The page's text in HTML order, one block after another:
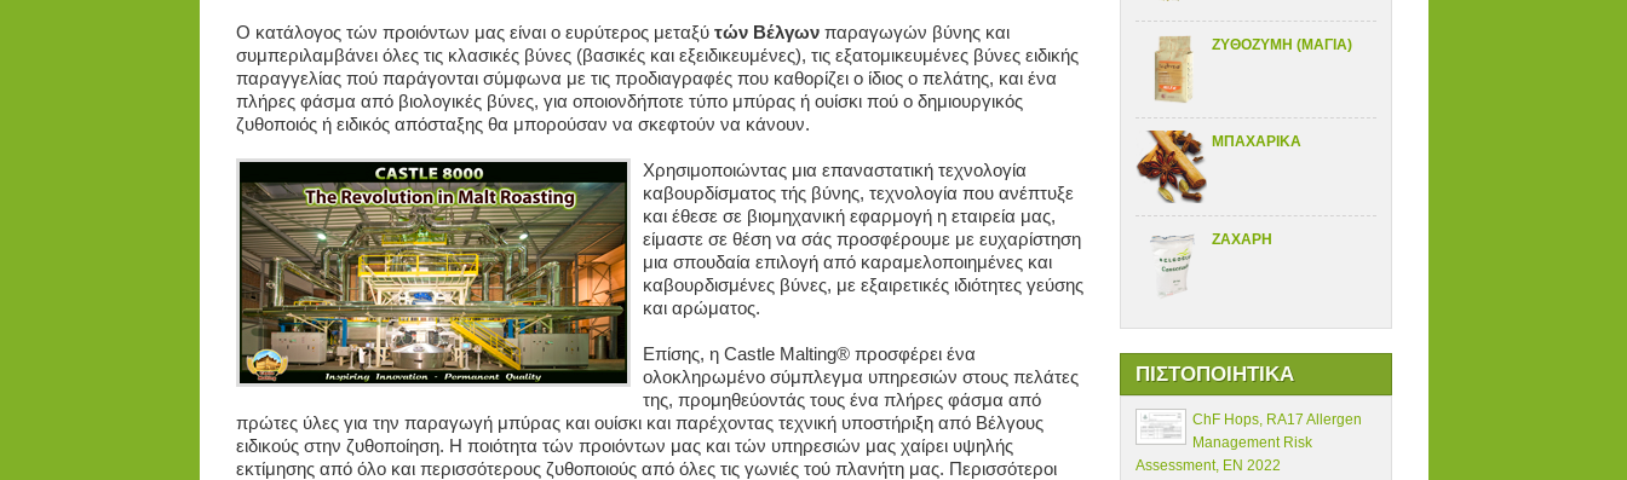
ΖΥΘΟΖΥΜΗ (ΜΑΓΙΑ)
ΜΠΑΧΑΡΙΚΑ
ΖΑΧΑΡΗ
ΠΙΣΤΟΠΟΙΗΤΙΚΑ
ChF Hops, RA17 Allergen
Management Risk
Assessment, EN 2022
Ο κατάλογος τών προιόντων μας είναι ο ευρύτερος μεταξύ τών Βέλγωνπαραγωγών βύνης και
συμπεριλαμβάνει όλες τις κλασικές βύνες (βασικές και εξειδικευμένες), τις εξατομικευμένες βύνες ειδικής
παραγγελίας πού παράγονται σύμφωνα με τις προδιαγραφές που καθορίζει ο ίδιος ο πελάτης, και ένα
πλήρες φάσμα από βιολογικές βύνες, για οποιονδήποτε τύπο μπύρας ή ουίσκι πού ο δημιουργικός
ζυθοποιός ή ειδικός απόσταξης θα μπορούσαν να σκεφτούν να κάνουν.
Χρησιμοποιώντας μια επαναστατική τεχνολογία
καβουρδίσματος τής βύνης, τεχνολογία που ανέπτυξε
και έθεσε σε βιομηχανική εφαρμογή η εταιρεία μας,
είμαστε σε θέση να σάς προσφέρουμε με ευχαρίστηση
μια σπουδαία επιλογή από καραμελοποιημένες και
καβουρδισμένες βύνες, με εξαιρετικές ιδιότητες γεύσης
και αρώματος.
Επίσης, η Castle Malting® προσφέρει ένα
ολοκληρωμένο σύμπλεγμα υπηρεσιών στους πελάτες
της, προμηθεύοντάς τους ένα πλήρες φάσμα από
πρώτες ύλες για την παραγωγή μπύρας και ουίσκι και παρέχοντας τεχνική υποστήριξη από Βέλγους
ειδικούς στην ζυθοποίηση. Η ποιότητα τών προιόντων μας και τών υπηρεσιών μας χαίρει υψηλής
εκτίμησης από όλο και περισσότερους ζυθοποιούς από όλες τις γωνιές τού πλανήτη μας. Περισσότεροι